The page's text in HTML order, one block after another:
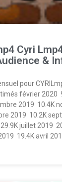
Cyri
&
pour
février 2020 
2019  10.4K
2019  10.2K
juillet 2019 
 19.4K avril